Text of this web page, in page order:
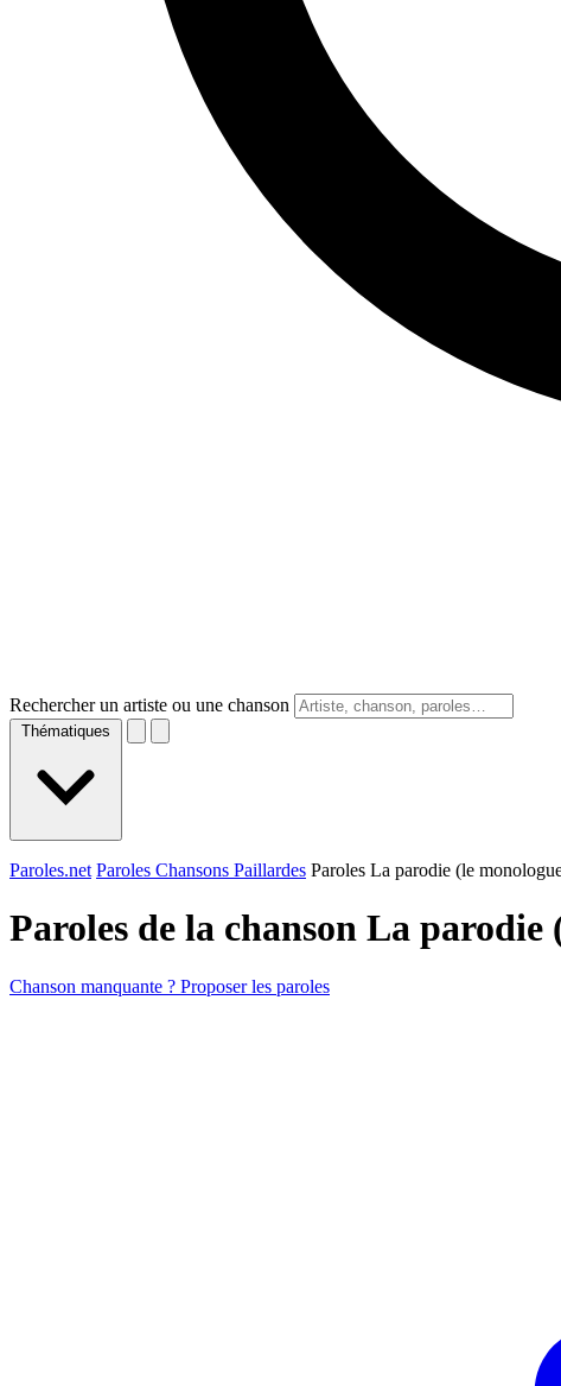
Rechercher un artiste ou une chanson
Thématiques
Paroles.net Paroles Chansons Paillardes Paroles La parodie (le
Paroles de la chanson La
Chanson manquante ? Proposer les paroles